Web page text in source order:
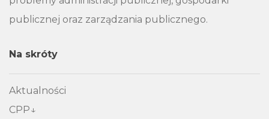
publicznej oraz zarządzania publicznego.
Na skróty
Aktualności
CPP